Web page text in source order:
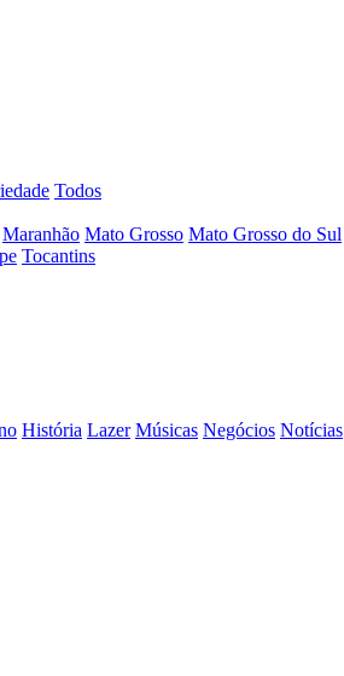
Todos
Maranhão Mato Grosso Mato Grosso do Sul
Tocantins
História Lazer Músicas Negócios Notícias